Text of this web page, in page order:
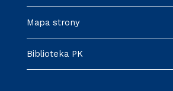
Mapa strony
Biblioteka PK